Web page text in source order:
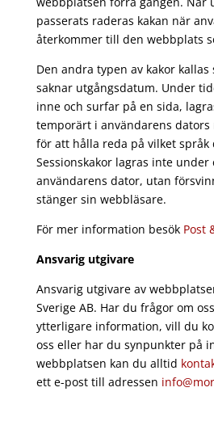
passerats raderas kakan när
återkommer till den webbplats
Den andra typen av kakor kallas
saknar utgångsdatum. Under
inne och surfar på en sida,
temporärt i användarens dators
för att hålla reda på vilket språk
Sessionskakor lagras inte
användarens dator, utan
stänger sin webbläsare.
För mer information besök Post
Ansvarig utgivare
Ansvarig utgivare av
Sverige AB. Har du frågor om
ytterligare information, vill du
oss eller har du synpunkter på
webbplatsen kan du alltid
ett e-post till adressen